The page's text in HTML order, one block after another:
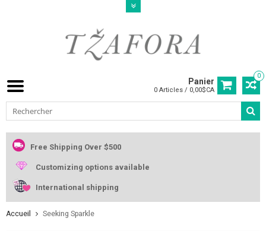
0
Panier
0 Articles / 0,00$CA
Free Shipping Over $500
Customizing options available
International shipping
Accueil Seeking Sparkle